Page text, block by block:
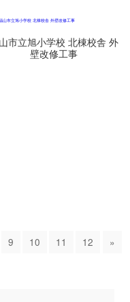
市立旭小学校 北棟校舎 外
壁改修工事
9 10 11 12 »